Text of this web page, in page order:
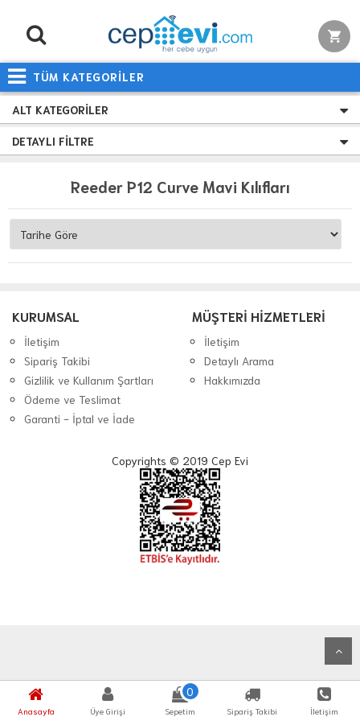
TÜM KATEGORİLER
Anasayfa Üye Girişi
0
Sepetim Sipariş Takibi İletişim
ALT KATEGORILER
DETAYLI FILTRE
Reeder P12 Curve Mavi Kılıfları
KURUMSAL
İletişim
Sipariş Takibi
Gizlilik ve Kullanım Şartları
Ödeme ve Teslimat
Garanti - İptal ve İade
MÜŞTERİ HİZMETLERİ
İletişim
Detaylı Arama
Hakkımızda
Copyrights © 2019 Cep Evi